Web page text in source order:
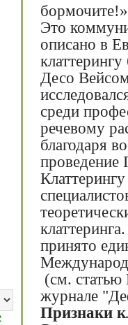
Это
описано в
Десо
среди
речевому
благодаря
принято
(см.
журнале
Признаки